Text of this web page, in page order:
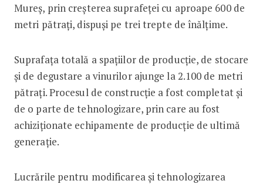
Mureș, prin creșterea suprafeței cu aproape 600 de
metri pătrați, dispuși pe trei trepte de înălțime.
Suprafața totală a spațiilor de producție, de stocare
și de degustare a vinurilor ajunge la 2.100 de metri
pătrați. Procesul de construcție a fost completat și
de o parte de tehnologizare, prin care au fost
achiziționate echipamente de producție de ultimă
generație.
Lucrările pentru modificarea și tehnologizarea